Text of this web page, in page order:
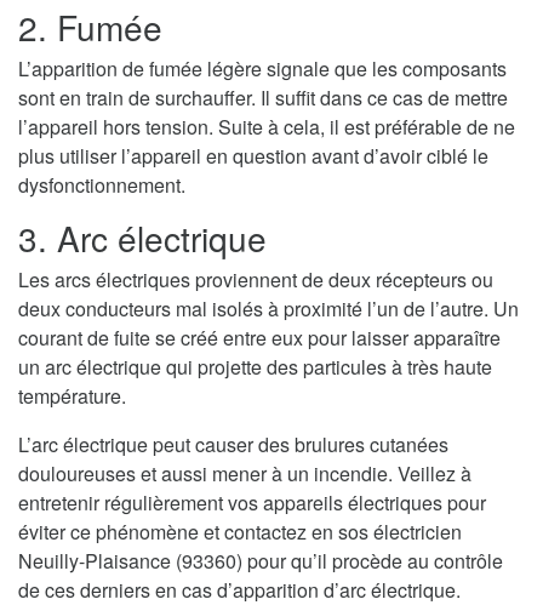
2. Fumée
L’apparition de fumée légère signale que les composants
sont en train de surchauffer. Il suffit dans ce cas de mettre
l’appareil hors tension. Suite à cela, il est préférable de ne
plus utiliser l’appareil en question avant d’avoir ciblé le
dysfonctionnement.
3. Arc électrique
Les arcs électriques proviennent de deux récepteurs ou
deux conducteurs mal isolés à proximité l’un de l’autre. Un
courant de fuite se créé entre eux pour laisser apparaître
un arc électrique qui projette des particules à très haute
température.
L’arc électrique peut causer des brulures cutanées
douloureuses et aussi mener à un incendie. Veillez à
entretenir régulièrement vos appareils électriques pour
éviter ce phénomène et contactez en sos électricien
Neuilly-Plaisance (93360) pour qu’il procède au contrôle
de ces derniers en cas d’apparition d’arc électrique.